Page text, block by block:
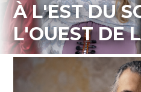
À L'EST DU
L'OUEST DE